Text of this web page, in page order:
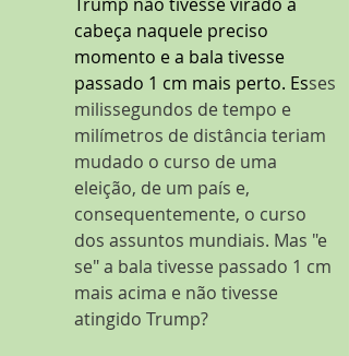
cabeça naquele preciso
momento e a bala tivesse
passado 1 cm mais perto. Esses
milissegundos de tempo e
milímetros de distância teriam
mudado o curso de uma
eleição, de um país e,
consequentemente, o curso
dos assuntos mundiais. Mas "e
se" a bala tivesse passado 1 cm
mais acima e não tivesse
atingido Trump?